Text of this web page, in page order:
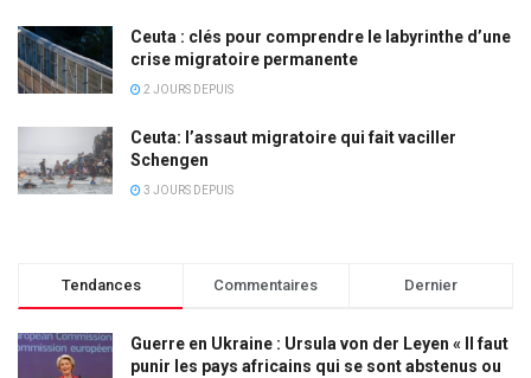
Ceuta : clés pour comprendre le labyrinthe d’une
crise migratoire permanente
2 JOURS DEPUIS
Ceuta: l’assaut migratoire qui fait vaciller
Schengen
3 JOURS DEPUIS
Tendances Commentaires Dernier
Guerre en Ukraine : Ursula von der Leyen « Il faut
punir les pays africains qui se sont abstenus ou